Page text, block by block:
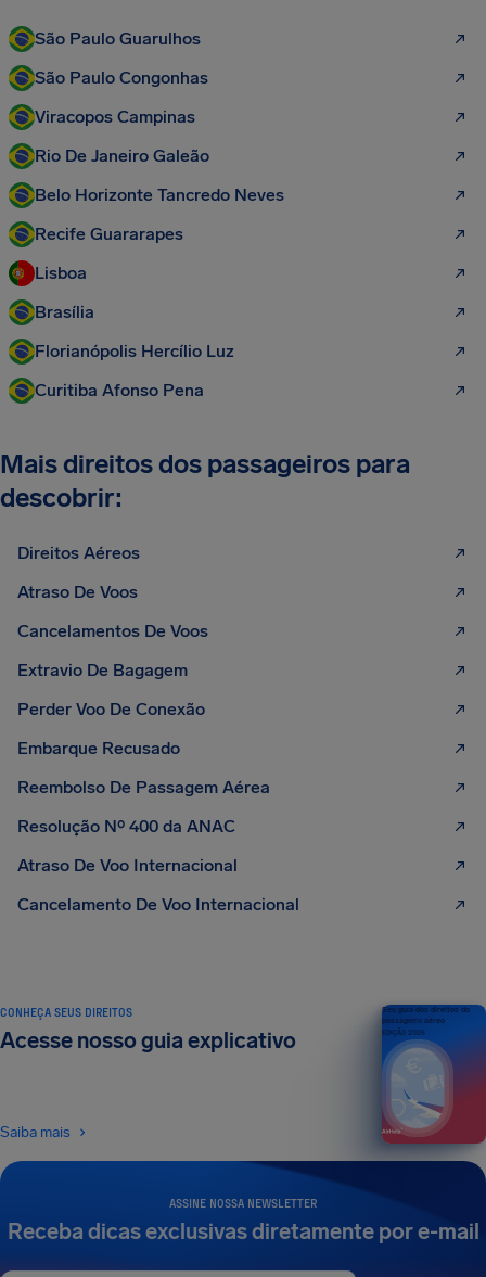
São Paulo Guarulhos
São Paulo Congonhas
Viracopos Campinas
Rio De Janeiro Galeão
Belo Horizonte Tancredo Neves
Recife Guararapes
Lisboa
Brasília
Florianópolis Hercílio Luz
Curitiba Afonso Pena
Mais direitos dos passageiros para
descobrir:
Direitos Aéreos
Atraso De Voos
Cancelamentos De Voos
Extravio De Bagagem
Perder Voo De Conexão
Embarque Recusado
Reembolso De Passagem Aérea
Resolução Nº 400 da ANAC
Atraso De Voo Internacional
Cancelamento De Voo Internacional
ASSINE NOSSA NEWSLETTER
Receba dicas exclusivas diretamente por e-mail
CONHEÇA SEUS DIREITOS
Acesse nosso guia explicativo
Saiba mais
Seu guia dos direitos do
passageiro aéreo
EDIÇÃO 2026